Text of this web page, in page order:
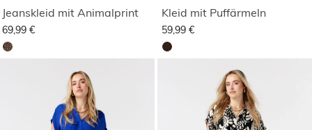
Jeanskleid mit Animalprint
69,99 €
Kleid mit Puffärmeln
59,99 €